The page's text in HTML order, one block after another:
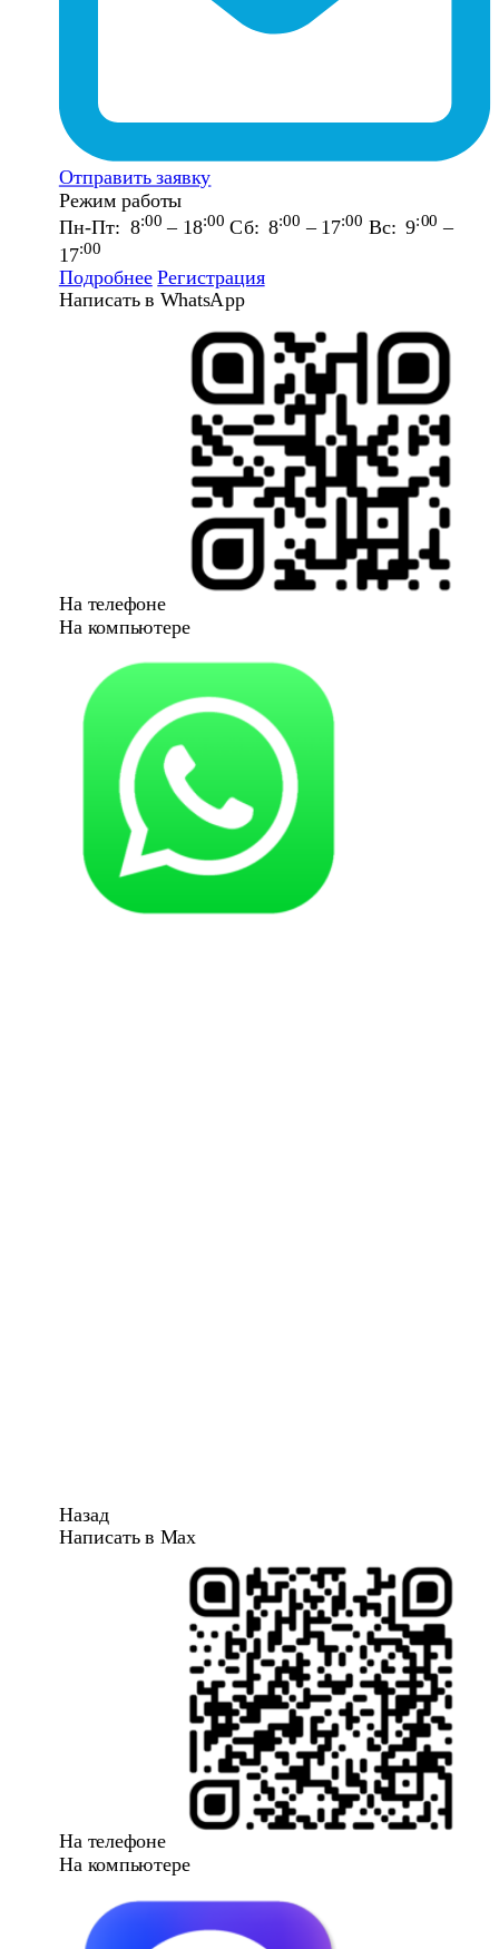
Отправить заявку
Режим работы
Пн-Пт: 8:00 – 18:00 Сб: 8:00 – 17:00 Вс: 9:00 –
17:00
Подробнее Регистрация
Написать в WhatsApp
На телефоне
На компьютере
Назад
Написать в Max
На телефоне
На компьютере